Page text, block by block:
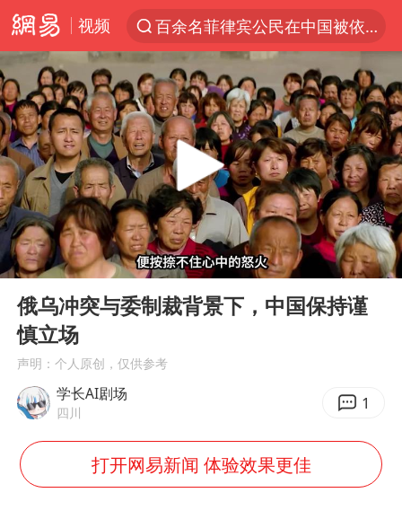
视频
百余名菲律宾公民在中国被依法处理
7月份居民消费价格指数保持温和上涨
《哪吒之魔童闹海》获百花奖最佳影片奖
中使馆：重大涉诈逃犯檀某落网
台湾不是国家不存在“国格”
哥伦比亚发生7.5级地震
独闯南太行失联14天的女子已找到
百花奖完整获奖名单公布
哥伦比亚强震已致超20人死亡
伊朗最高领袖将任命数名高级指挥官
上海将苏州河水强排至黄浦江
中方：奉劝美方解除对古巴制裁封锁
Play
00:00 05:47
俄乌冲突与委制裁背景下，中国保持谨
慎立场
声明：个人原创，仅供参考
学长AI剧场
四川 1
打开网易新闻 体验效果更佳